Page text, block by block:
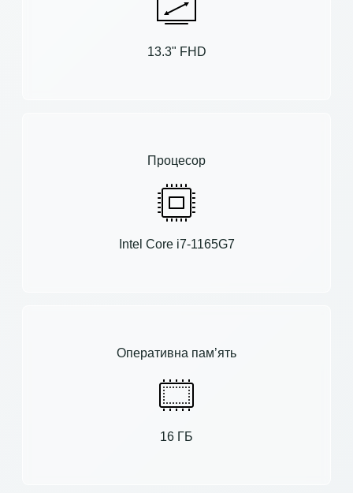
13.3" FHD
Процесор
Intel Core i7-1165G7
Оперативна пам’ять
16 ГБ